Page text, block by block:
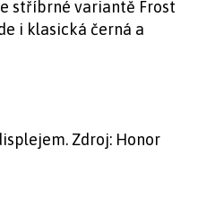
stříbrné variantě Frost
i klasická černá a
Zdroj: Honor